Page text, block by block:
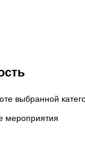
выбранной
мероприятия